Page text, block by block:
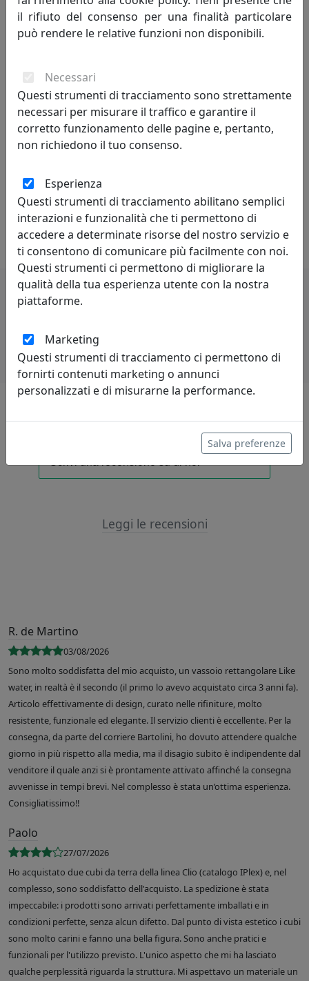
Per ottimizzare al meglio la propria attività Biscottini
International Art Trading conta su uno staff di validi ed
Con il passare del tempo, oltre alla
commercializzazione, inizia a produrre in proprio i suoi
capolavori, in centri artigianali che rendono la
creazione dei mobili un pregio ed un apprezzamento da
titolare, alla competenza del suo staff interno ed
esterno, BISCOTTINI INTERNATIONAL ART TRADING
vanta ad oggi migliaia di clienti soddisfatti in tutto il
mondo.
Potrebbero interessarti
Lascia una recensione
Leggi le recensioni
R. de Martino
03/08/2026
Sono molto soddisfatta del mio acquisto, un vassoio rettangolare Like
water, in realtà è il secondo (il primo lo avevo acquistato circa 3 anni fa).
Articolo effettivamente di design, curato nelle rifiniture, molto
resistente, funzionale ed elegante. Il servizio clienti è eccellente. Per la
consegna, da parte del corriere Bartolini, ho dovuto attendere qualche
giorno in più rispetto alla media, ma il disagio subito è indipendente dal
venditore il quale anzi si è prontamente attivato affinché la consegna
avvenisse in tempi brevi. Nel complesso è stata un’ottima esperienza.
Consigliatissimo!!
Paolo
27/07/2026
Ho acquistato due cubi da terra della linea Clio (catalogo IPlex) e, nel
complesso, sono soddisfatto dell'acquisto. La spedizione è stata
impeccabile: i prodotti sono arrivati perfettamente imballati e in
condizioni perfette, senza alcun difetto. Dal punto di vista estetico i cubi
sono molto carini e fanno una bella figura. Sono anche pratici e
funzionali per l'utilizzo previsto. L'unico aspetto che mi ha lasciato
qualche perplessità riguarda la struttura. Mi aspettavo un materiale un
il rifiuto del consenso per una finalità particolare
può rendere le relative funzioni non disponibili.
Necessari
Questi strumenti di tracciamento sono strettamente
necessari per misurare il traffico e garantire il
corretto funzionamento delle pagine e, pertanto,
non richiedono il tuo consenso.
Esperienza
Questi strumenti di tracciamento abilitano semplici
interazioni e funzionalità che ti permettono di
accedere a determinate risorse del nostro servizio e
ti consentono di comunicare più facilmente con noi.
Questi strumenti ci permettono di migliorare la
qualità della tua esperienza utente con la nostra
piattaforme.
Marketing
Questi strumenti di tracciamento ci permettono di
fornirti contenuti marketing o annunci
personalizzati e di misurarne la performance.
Salva preferenze